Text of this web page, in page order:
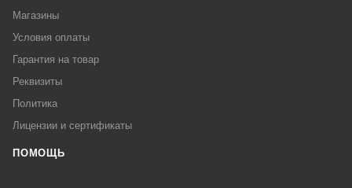
Магазины
Условия оплаты
Гарантия на товар
Реквизиты
Политика
Лицензии и сертификаты
ПОМОЩЬ